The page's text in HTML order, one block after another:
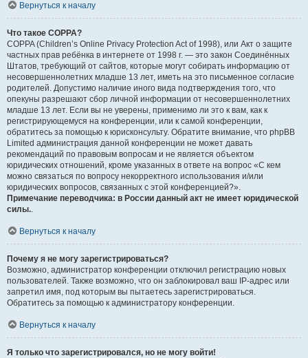
Вернуться к началу
Что такое COPPA?
COPPA (Children’s Online Privacy Protection Act of 1998), или Акт о защите
частных прав ребёнка в интернете от 1998 г. — это закон Соединённых
Штатов, требующий от сайтов, которые могут собирать информацию от
несовершеннолетних младше 13 лет, иметь на это письменное согласие
родителей. Допустимо наличие иного вида подтверждения того, что
опекуны разрешают сбор личной информации от несовершеннолетних
младше 13 лет. Если вы не уверены, применимо ли это к вам, как к
регистрирующемуся на конференции, или к самой конференции,
обратитесь за помощью к юрисконсульту. Обратите внимание, что phpBB
Limited администрация данной конференции не может давать
рекомендаций по правовым вопросам и не является объектом
юридических отношений, кроме указанных в ответе на вопрос «С кем
можно связаться по вопросу некорректного использования и/или
юридических вопросов, связанных с этой конференцией?».
Примечание переводчика: в России данный акт не имеет юридической
силы..
Вернуться к началу
Почему я не могу зарегистрироваться?
Возможно, администратор конференции отключил регистрацию новых
пользователей. Также возможно, что он заблокировал ваш IP-адрес или
запретил имя, под которым вы пытаетесь зарегистрироваться.
Обратитесь за помощью к администратору конференции.
Вернуться к началу
Я только что зарегистрировался, но не могу войти!